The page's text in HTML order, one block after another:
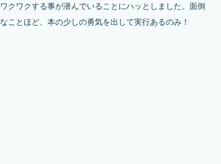
ワクワクする事が潜んでいることにハッとしました。面倒
なことほど、本の少しの勇気を出して実行あるのみ！